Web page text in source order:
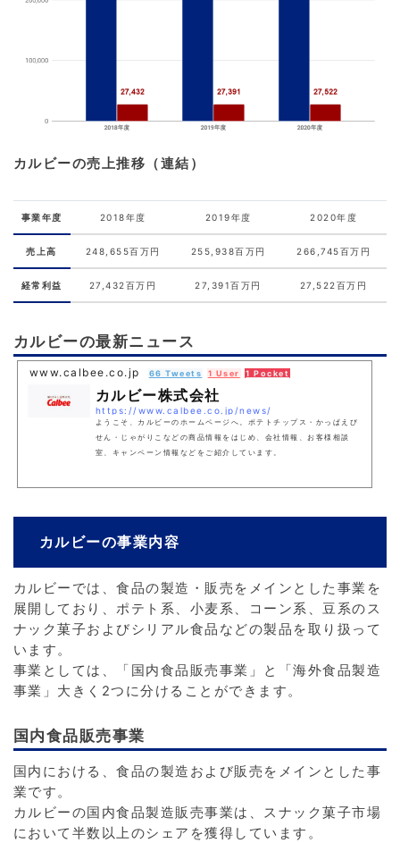
カルビーの売上推移（連結）
事業年度 2018年度 2019年度 2020年度
売上高 248,655百万円 255,938百万円 266,745百万円
経常利益 27,432百万円 27,391百万円 27,522百万円
カルビーの最新ニュース
www.calbee.co.jp 66 Tweets 1 User 1 Pocket
カルビー株式会社
https://www.calbee.co.jp/news/
ようこそ、カルビーのホームページへ。ポテトチップス・かっぱえび
せん・じゃがりこなどの商品情報をはじめ、会社情報、お客様相談
室、キャンペーン情報などをご紹介しています。
カルビーの事業内容
カルビーでは、食品の製造・販売をメインとした事業を
展開しており、ポテト系、小麦系、コーン系、豆系のス
ナック菓子およびシリアル食品などの製品を取り扱って
います。
事業としては、「国内食品販売事業」と「海外食品製造
事業」大きく2つに分けることができます。
国内食品販売事業
国内における、食品の製造および販売をメインとした事
業です。
カルビーの国内食品製造販売事業は、スナック菓子市場
において半数以上のシェアを獲得しています。